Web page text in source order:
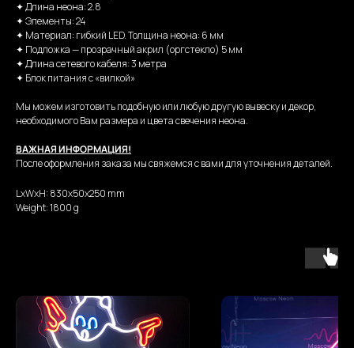
✦ Длина неона: 2.8
✦ Элементы: 24
✦ Материал: гибкий LED. Толщина неона: 6 мм
✦ Подложка — прозрачный акрил (оргстекло) 5 мм
✦ Длина сетевого кабеля: 3 метра
✦ Блок питания с «вилкой»
Мы можем изготовить подобную или любую другую вывеску и декор,
необходимого Вам размера и цвета свечения неона.
ВАЖНАЯ ИНФОРМАЦИЯ!
После оформления заказа мы свяжемся с вами для уточнения деталей.
LxWxH: 830x50x250 mm
Weight: 1800 g